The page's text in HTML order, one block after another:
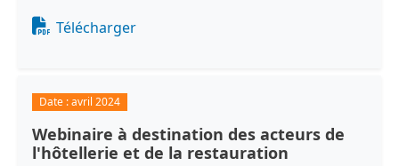
Document
Télécharger
Date :avril 2024
Webinaire à destination des acteurs de
l'hôtellerie et de la restauration